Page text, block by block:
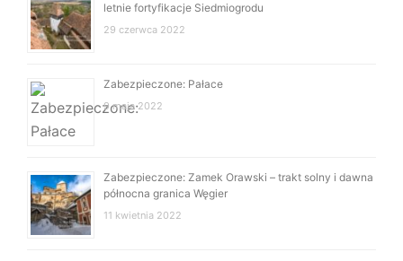
letnie fortyfikacje Siedmiogrodu
29 czerwca 2022
Zabezpieczone: Pałace
9 maja 2022
Zabezpieczone: Zamek Orawski – trakt solny i dawna
północna granica Węgier
11 kwietnia 2022